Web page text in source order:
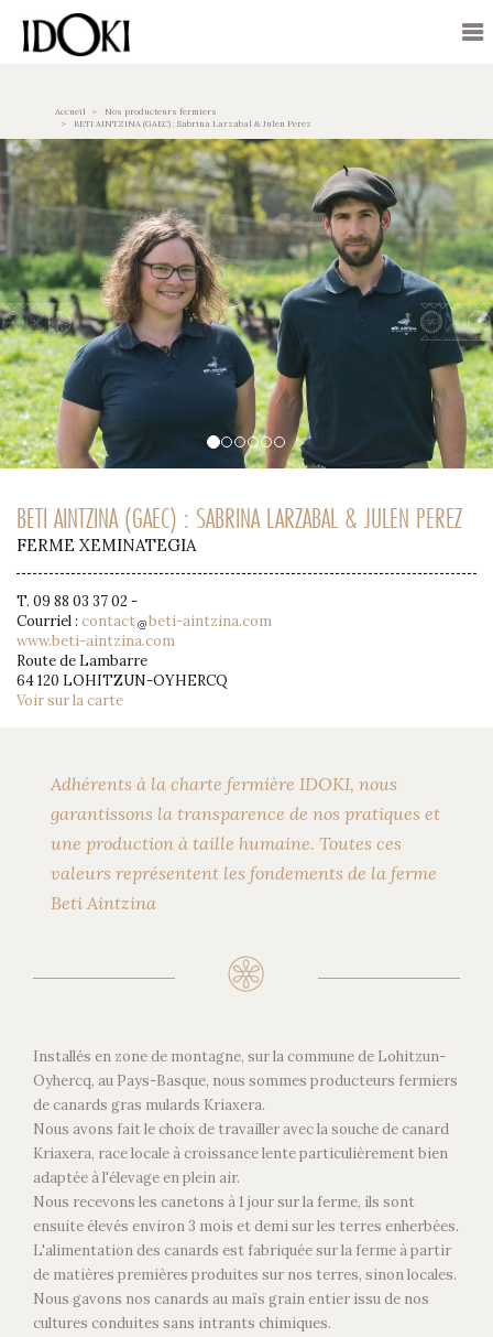
Accueil
Nos producteurs fermiers
BETI AINTZINA (GAEC) : Sabrina Larzabal & Julen Perez
Previous
BETI AINTZINA (GAEC) : SABRINA LARZABAL & JULEN PEREZ
FERME XEMINATEGIA
T. 09 88 03 37 02 -
Courriel : contact
beti-aintzina.com
www.beti-aintzina.com
Route de Lambarre
64 120 LOHITZUN-OYHERCQ
Voir sur la carte
Adhérents à la charte fermière IDOKI, nous
garantissons la transparence de nos pratiques et
une production à taille humaine. Toutes ces
valeurs représentent les fondements de la ferme
Beti Aintzina
Installés en zone de montagne, sur la commune de Lohitzun-
Oyhercq, au Pays-Basque, nous sommes producteurs fermiers
de canards gras mulards Kriaxera.
Nous avons fait le choix de travailler avec la souche de canard
Kriaxera, race locale à croissance lente particulièrement bien
adaptée à l'élevage en plein air.
Nous recevons les canetons à 1 jour sur la ferme, ils sont
ensuite élevés environ 3 mois et demi sur les terres enherbées.
L'alimentation des canards est fabriquée sur la ferme à partir
de matières premières produites sur nos terres, sinon locales.
Nous gavons nos canards au maïs grain entier issu de nos
cultures conduites sans intrants chimiques.